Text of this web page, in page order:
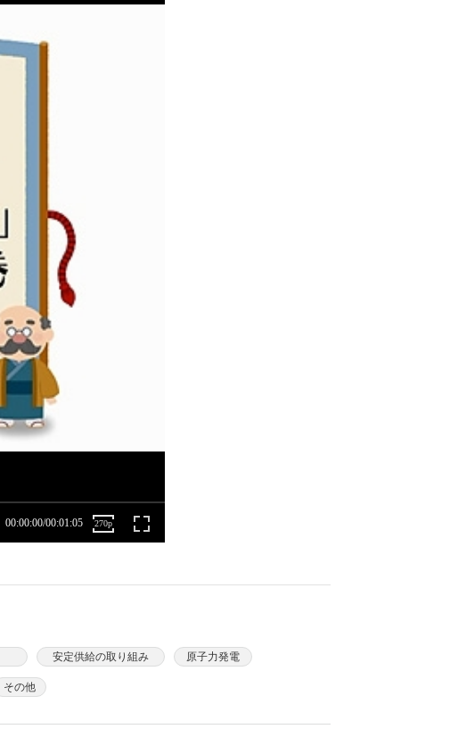
安定供給の取り組み 原子力発電
その他